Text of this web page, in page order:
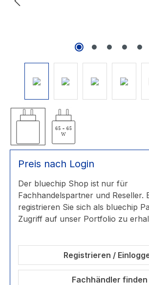
Preis nach Login
Der bluechip Shop ist nur für
Fachhandelspartner und Reseller.
registrieren Sie sich als bluechip
Zugriff auf unser Portfolio zu
Registrieren /
Fachhändler finden